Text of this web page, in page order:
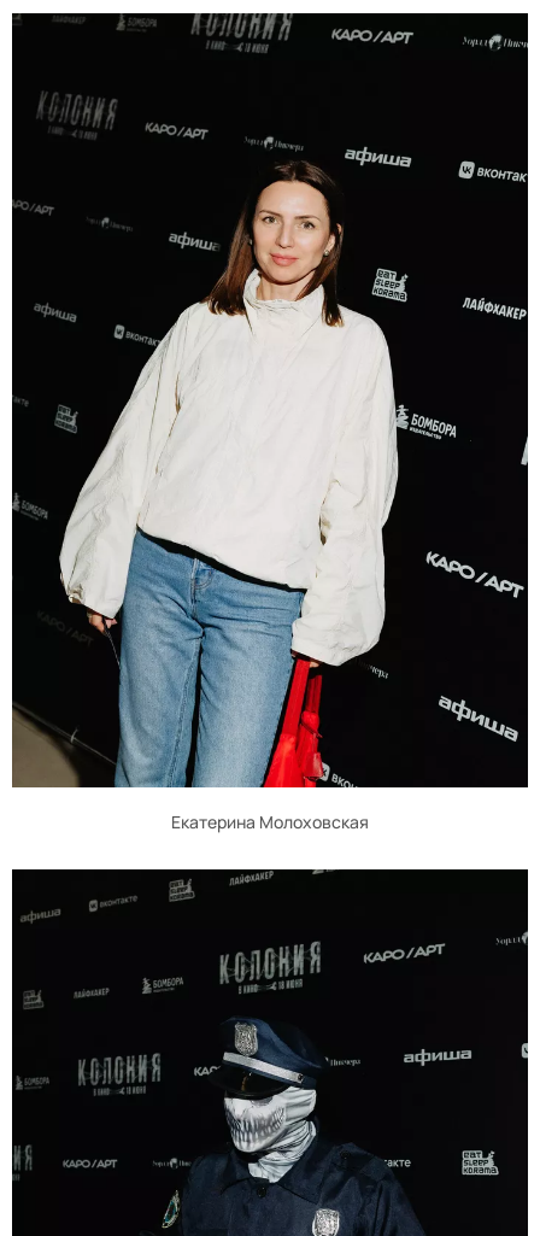
Екатерина Молоховская